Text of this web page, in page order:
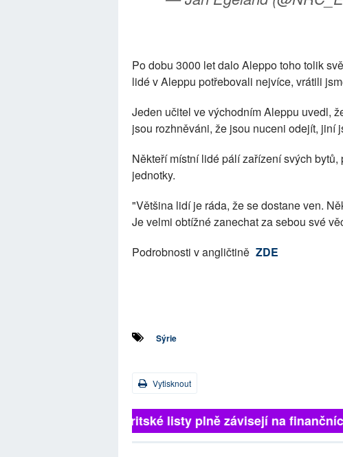
Po dobu 3000 let dalo Aleppo toho tolik
lidé v Aleppu potřebovali nejvíce, vrátili
Jeden učitel ve východním Aleppu uvedl,
jsou rozhněváni, že jsou nuceni odejít, jiní
Někteří místní lidé pálí zařízení svých
jednotky.
"Většina lidí je ráda, že se dostane ven.
Je velmi obtížné zanechat za sebou své
Podrobnosti v angličtině ZDE
Sýrie
Vytisknout
Britské listy plně závisejí na